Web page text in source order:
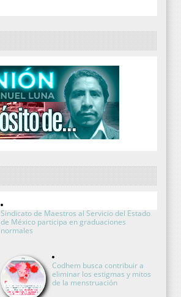
Sindicato de Maestros al Servicio del Estado
de México participa en graduaciones
normales
Codhem busca contribuir a
eliminar los estigmas y mitos
de la menstruación